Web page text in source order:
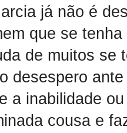
já não é
que se
de muitos se
desespero
a inabilidade
cousa e